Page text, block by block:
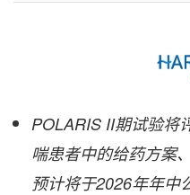
POLARIS II期试验将
喘患者中的给药方案
预计将于2026年年中